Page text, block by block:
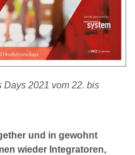
Days 2021 vom 22. bis
und in gewohnt
wieder Integratoren,